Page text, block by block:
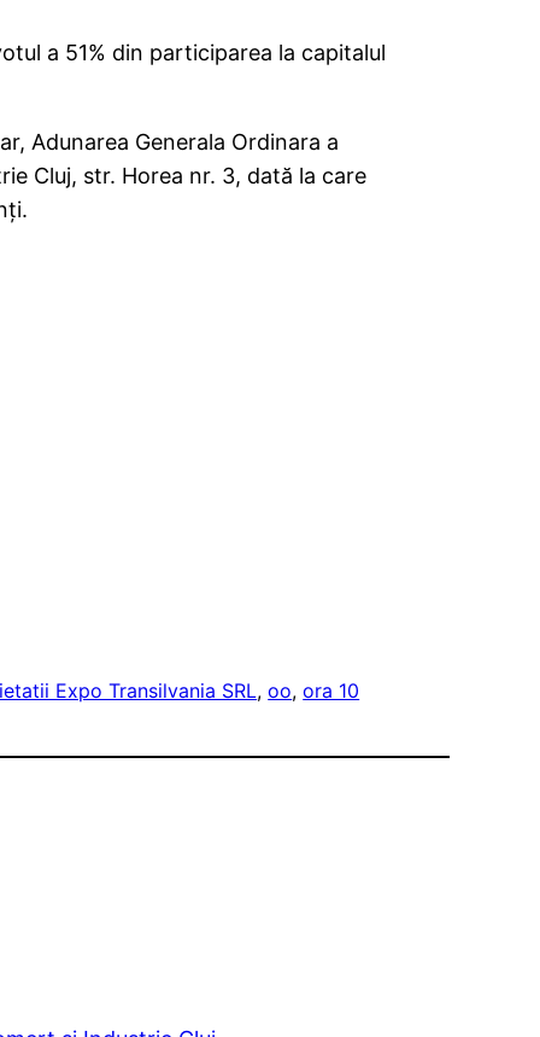
a 51% din participarea la capitalul
Adunarea Generala Ordinara a
Cluj, str. Horea nr. 3, dată la care
Expo Transilvania SRL, oo, ora 10